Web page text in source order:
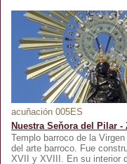
acuñación 005ES
Nuestra Seňora del Pilar -
Templo barroco de la
del arte barroco. Fue
XVII y XVIII. En su interior